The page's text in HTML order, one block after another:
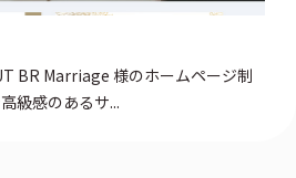
BR Marriage 様のホームページ制
級感のあるサ...